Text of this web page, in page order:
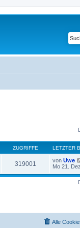
ZUGRIFFE LETZTER
319001 von Uwe
Mo 21.
Alle